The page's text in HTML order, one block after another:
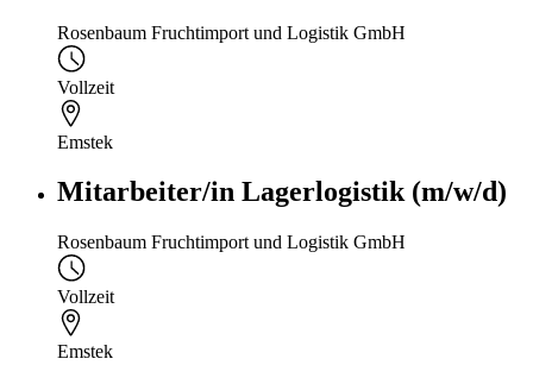
Rosenbaum Fruchtimport und Logistik GmbH
Vollzeit
Emstek
Mitarbeiter/in Lagerlogistik (m/w/d)
Rosenbaum Fruchtimport und Logistik GmbH
Vollzeit
Emstek